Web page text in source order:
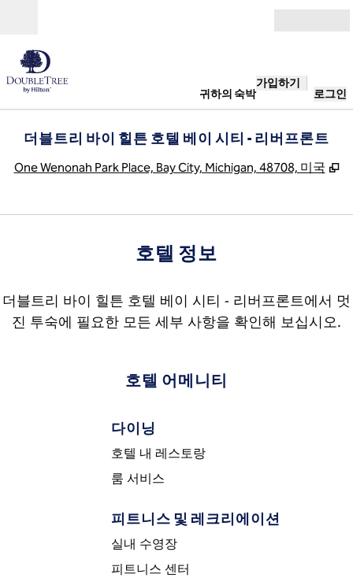
귀하의 숙박
가입하기
로그인
더블트리 바이 힐튼 호텔 베이 시티 - 리버프론트
One Wenonah Park Place, Bay City, Michigan, 48708, 미국 ,
호텔 정보
더블트리 바이 힐튼 호텔 베이 시티 - 리버프론트에서 멋
진 투숙에 필요한 모든 세부 사항을 확인해 보십시오.
호텔 어메니티
다이닝
호텔 내 레스토랑
룸 서비스
피트니스 및 레크리에이션
실내 수영장
피트니스 센터